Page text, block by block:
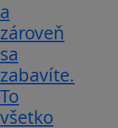
a
zároveň
sa
zabavíte.
To
všetko